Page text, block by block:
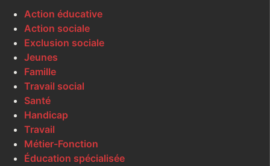
Action éducative
Action sociale
Exclusion sociale
Jeunes
Famille
Travail social
Santé
Handicap
Travail
Métier-Fonction
Éducation spécialisée